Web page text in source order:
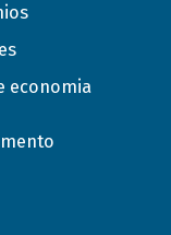
economia